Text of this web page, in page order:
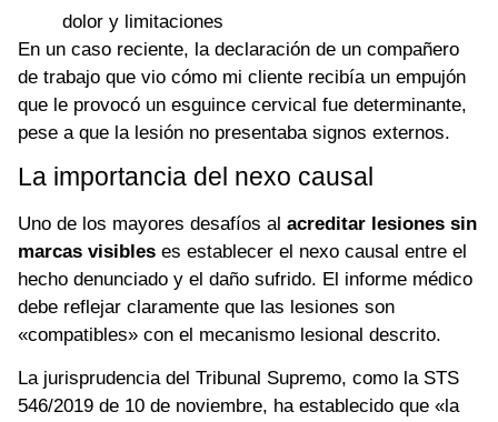
dolor y limitaciones
En un caso reciente, la declaración de un compañero
de trabajo que vio cómo mi cliente recibía un empujón
que le provocó un esguince cervical fue determinante,
pese a que la lesión no presentaba signos externos.
La importancia del nexo causal
Uno de los mayores desafíos al acreditar lesiones sin
marcas visibles es establecer el nexo causal entre el
hecho denunciado y el daño sufrido. El informe médico
debe reflejar claramente que las lesiones son
«compatibles» con el mecanismo lesional descrito.
La jurisprudencia del Tribunal Supremo, como la STS
546/2019 de 10 de noviembre, ha establecido que «la